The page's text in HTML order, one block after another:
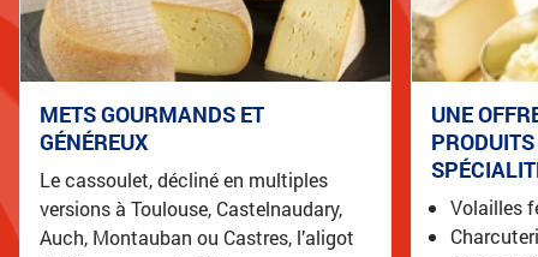
METS GOURMANDS ET
GÉNÉREUX
Le cassoulet, décliné en multiples
versions à Toulouse, Castelnaudary,
Auch, Montauban ou Castres, l’aligot
UNE
Volailles